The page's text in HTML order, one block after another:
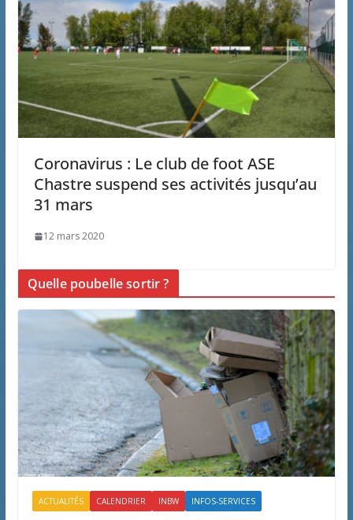
Coronavirus : Le club de foot ASE
Chastre suspend ses activités jusqu’au
31 mars
12 mars 2020
Quelle poubelle sortir ?
ACTUALITÉS CALENDRIER INBW INFOS-SERVICES